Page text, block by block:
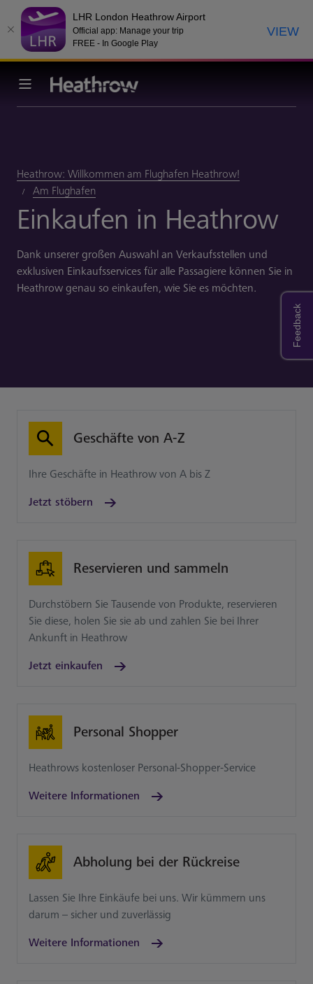
LHR London Heathrow Airport
Official app: Manage your trip
FREE - In Google Play
VIEW
Heathrow: Willkommen am Flughafen Heathrow!
Am Flughafen
Einkaufen in Heathrow
Dank unserer großen Auswahl an Verkaufsstellen und
exklusiven Einkaufsservices für alle Passagiere können Sie in
Heathrow genau so einkaufen, wie Sie es möchten.
Geschäfte von A-Z
Ihre Geschäfte in Heathrow von A bis Z
Jetzt stöbern
Reservieren und sammeln
Durchstöbern Sie Tausende von Produkte, reservieren
Sie diese, holen Sie sie ab und zahlen Sie bei Ihrer
Ankunft in Heathrow
Jetzt einkaufen
Personal Shopper
Heathrows kostenloser Personal-Shopper-Service
Weitere Informationen
Abholung bei der Rückreise
Lassen Sie Ihre Einkäufe bei uns. Wir kümmern uns
darum – sicher und zuverlässig
Weitere Informationen
Feedback